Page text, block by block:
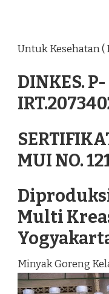
Untuk Kesehatan (
DINKES. P-
MUI NO.
Multi
Minyak Goreng